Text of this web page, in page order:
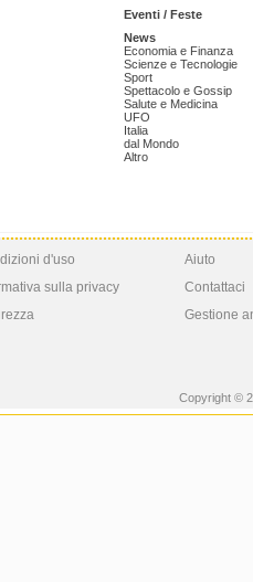
Eventi / Feste
News
Economia e Finanza
Scienze e Tecnologie
Sport
Spettacolo e Gossip
Salute e Medicina
UFO
Italia
dal Mondo
Altro
d'uso
sulla privacy
Aiuto
Contattaci
Gestione
Copyright ©